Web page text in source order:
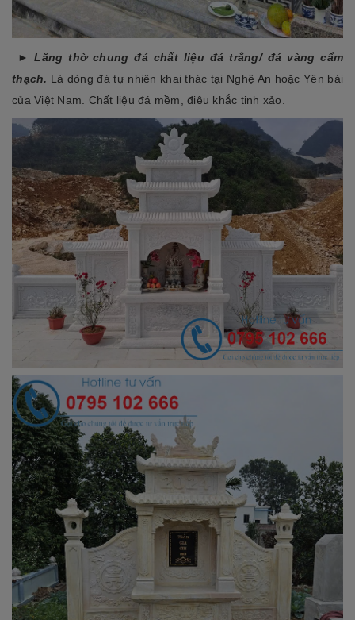
► Lăng thờ chung đá chất liệu đá trắng/ đá vàng cẩm
thạch. Là dòng đá tự nhiên khai thác tại Nghệ An hoặc Yên bái
của Việt Nam. Chất liệu đá mềm, điêu khắc tinh xảo.